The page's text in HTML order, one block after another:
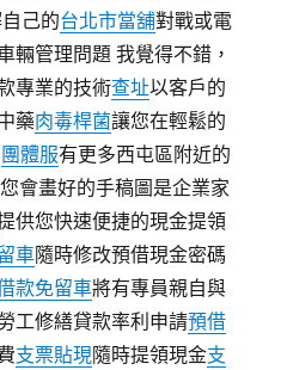
己的台北市當舖對戰或電
輛管理問題 我覺得不錯，
專業的技術查址以客戶的
藥肉毒桿菌讓您在輕鬆的
團體服有更多西屯區附近的
會畫好的手稿圖是企業家
供您快速便捷的現金提領
車隨時修改預借現金密碼
款免留車將有專員親自與
工修繕貸款率利申請預借
支票貼現隨時提領現金支